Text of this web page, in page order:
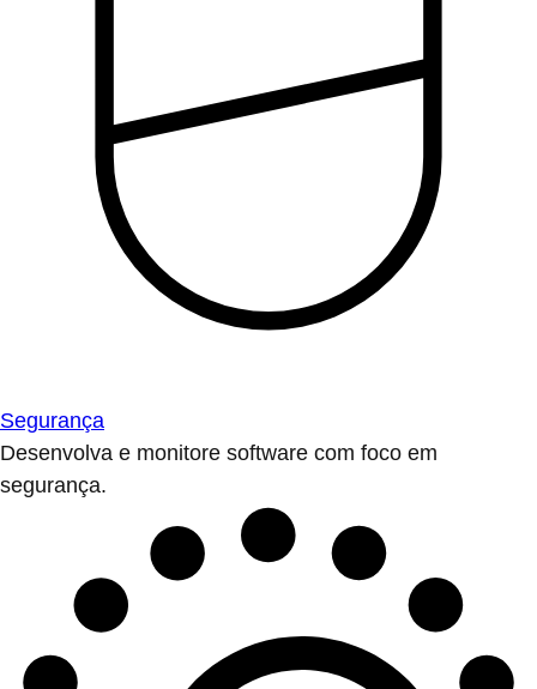
Segurança
Desenvolva e monitore software com foco em
segurança.